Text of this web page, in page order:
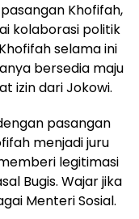
Khofifah,
kolaborasi politik
selama ini
bersedia maju
izin dari Jokowi.
pasangan
menjadi juru
legitimasi
Bugis. Wajar jika
Menteri Sosial.